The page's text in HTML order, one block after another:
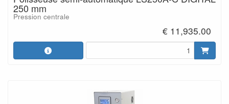
250 mm
Pression centrale
€ 11,935.00